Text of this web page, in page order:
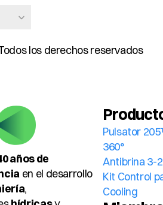
los derechos reservados
años de
en el desarrollo
,
Pulsator
360°
Antibrina 3-
Kit Control
Cooling